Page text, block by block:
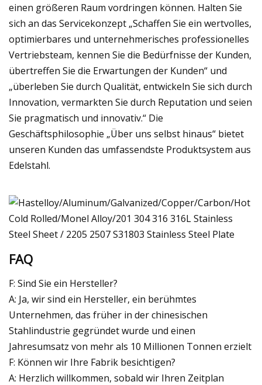
einen größeren Raum vordringen können. Halten Sie
sich an das Servicekonzept „Schaffen Sie ein wertvolles,
optimierbares und unternehmerisches professionelles
Vertriebsteam, kennen Sie die Bedürfnisse der Kunden,
übertreffen Sie die Erwartungen der Kunden“ und
„überleben Sie durch Qualität, entwickeln Sie sich durch
Innovation, vermarkten Sie durch Reputation und seien
Sie pragmatisch und innovativ.“ Die
Geschäftsphilosophie „Über uns selbst hinaus“ bietet
unseren Kunden das umfassendste Produktsystem aus
Edelstahl.
FAQ
F: Sind Sie ein Hersteller?
A: Ja, wir sind ein Hersteller, ein berühmtes
Unternehmen, das früher in der chinesischen
Stahlindustrie gegründet wurde und einen
Jahresumsatz von mehr als 10 Millionen Tonnen erzielt
F: Können wir Ihre Fabrik besichtigen?
A: Herzlich willkommen, sobald wir Ihren Zeitplan